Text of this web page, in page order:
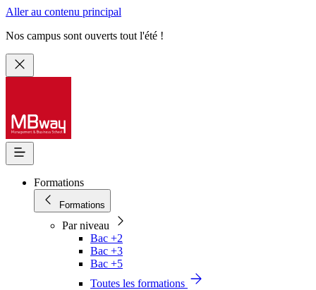
Aller au contenu principal
Nos campus sont ouverts tout l'été !
Formations
Formations
Par niveau
Bac +2
Bac +3
Bac +5
Toutes les formations